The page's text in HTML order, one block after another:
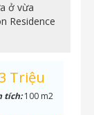
ở vừa
Residence
Triệu
tích:100 m2